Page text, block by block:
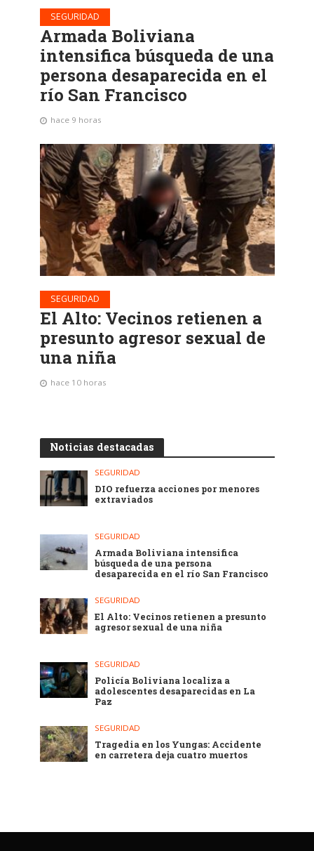
SEGURIDAD
Armada Boliviana
intensifica búsqueda de una
persona desaparecida en el
río San Francisco
hace 9 horas
SEGURIDAD
El Alto: Vecinos retienen a
presunto agresor sexual de
una niña
hace 10 horas
Noticias destacadas
SEGURIDAD
DIO refuerza acciones por menores
extraviados
SEGURIDAD
Armada Boliviana intensifica
búsqueda de una persona
desaparecida en el río San Francisco
SEGURIDAD
El Alto: Vecinos retienen a presunto
agresor sexual de una niña
SEGURIDAD
Policía Boliviana localiza a
adolescentes desaparecidas en La
Paz
SEGURIDAD
Tragedia en los Yungas: Accidente
en carretera deja cuatro muertos